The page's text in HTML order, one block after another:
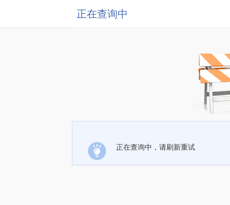
正在查询中
正在查询中，请刷新重试